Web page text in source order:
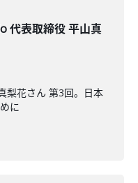
代表取締役 平山真
梨花さん 第3回。日本
に